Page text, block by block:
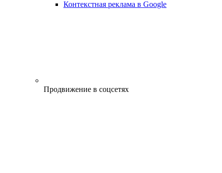
Контекстная реклама в Google
Продвижение в соцсетях